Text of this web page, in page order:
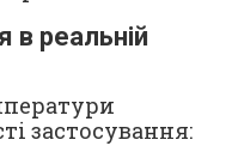
в реальній
застосування: